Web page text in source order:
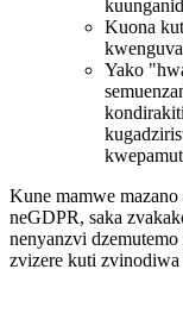
Kuona
Yako
Kune mamwe
neGDPR, saka
nenyanzvi
zvizere kuti